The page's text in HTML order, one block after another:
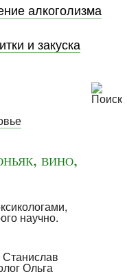
алкоголизма
и закуска
вино,
научно.